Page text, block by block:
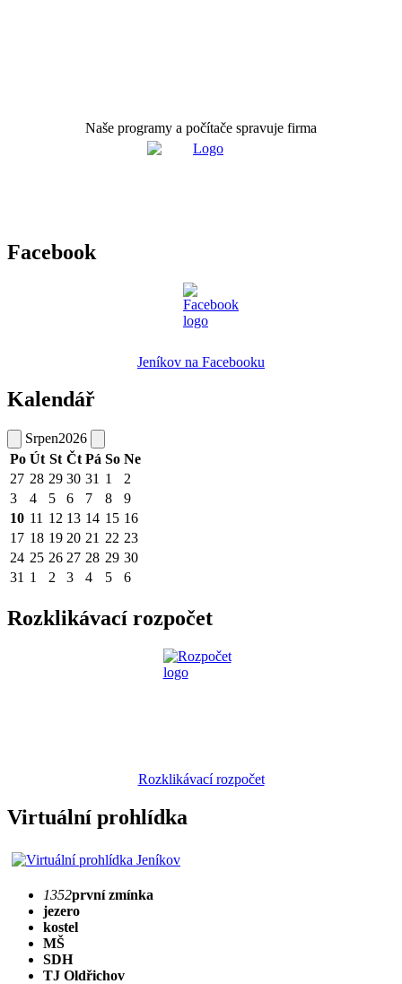
Naše programy a počítače spravuje firma
Facebook
Jeníkov na Facebooku
Kalendář
Srpen2026
Po Út St Čt Pá So Ne
27 28 29 30 31 1
2
3
4 5 6 7 8
9
10 11 12 13 14 15 16
17 18 19 20 21 22 23
24 25 26 27 28 29 30
31 1 2 3 4 5 6
Rozklikávací rozpočet
Rozklikávací rozpočet
Virtuální prohlídka
1352první zmínka
jezero
kostel
MŠ
SDH
TJ Oldřichov